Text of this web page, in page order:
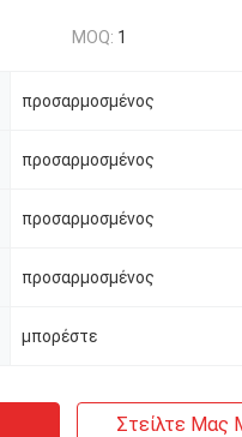
MOQ: 1
προσαρμοσμένος
προσαρμοσμένος
προσαρμοσμένος
προσαρμοσμένος
μπορέστε
Στείλτε Μας